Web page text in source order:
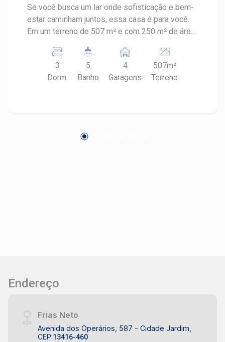
Se você busca um lar onde sofisticação e bem-
estar caminham juntos, essa casa é para você.
Em um terreno de 507 m² e com 250 m² de área
experiência de moradia completa, com
ambientes amplos, iluminados e funcionais. São
3 dormitórios suítes sendo uma delas com
social é um convite à convivência: a cozinha
3
Dorm.
5
Banho
4
Garagens
507m²
Terreno
Endereço
Frias Neto
Avenida dos Operários, 587 - Cidade Jardim,
CEP:13416-460